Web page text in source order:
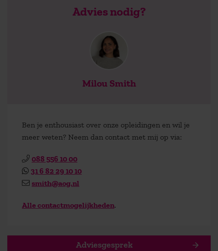
Advies nodig?
Milou Smith
Ben je enthousiast over onze opleidingen en wil je
meer weten? Neem dan contact met mij op via:
088 556 10 00
31 6 82 29 10 10
smith@aog.nl
Alle contactmogelijkheden.
Adviesgesprek